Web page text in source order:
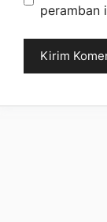
peramban